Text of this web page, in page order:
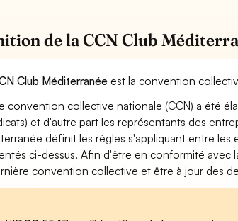
de la CCN Club
Club Méditerranée est la convention
convention collective nationale (CCN) a été
et d'autre part les représentants des
définit les règles s'appliquant entre
ci-dessus. Afin d'être en conformité avec
convention collective et être à jour des